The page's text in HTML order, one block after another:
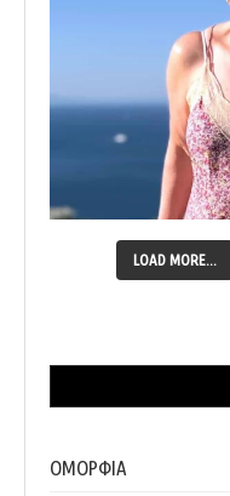
LOAD MORE...
ΟΜΟΡΦΙΑ